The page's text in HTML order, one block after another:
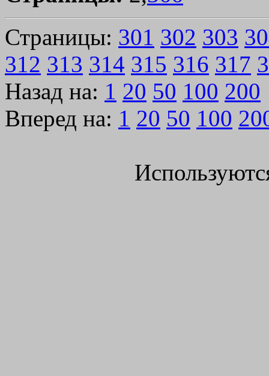
Страницы: 301 302 303
312 313 314 315 316 317
Назад на: 1 20 50 100 200
Вперед на: 1 20 50 100